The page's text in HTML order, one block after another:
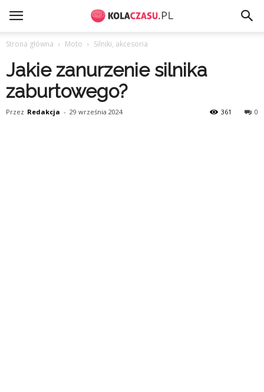
Strona główna Moto Silniki, akcesoria
Jakie zanurzenie silnika
zaburtowego?
Przez Redakcja - 29 września 2024 0
361